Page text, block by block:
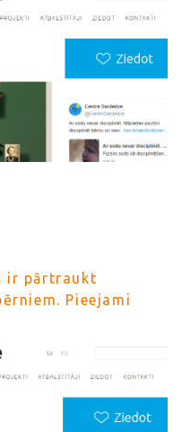
ir pārtraukt
Pieejami